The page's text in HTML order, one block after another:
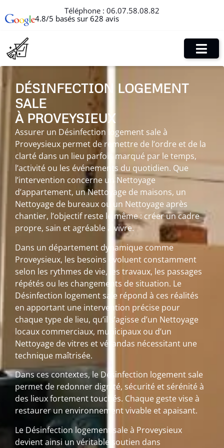
Téléphone : 06.07.58.08.82
4.8/5 basés sur 628 avis
DÉSINFECTION LOGEMENT
SALE
À PROVEYSIEUX
Assurer un Désinfection logement sale à
Proveysieux permet de remettre de l’ordre et de la
clarté dans un lieu parfois marqué par le temps,
l’activité ou les événements du quotidien. Que
l’intervention concerne un Nettoyage
d’appartement, un Nettoyage de maisons, un
Nettoyage de bureaux ou un Nettoyage après
chantier, l’objectif reste le même : créer un cadre
propre, sain et agréable à vivre.
Dans un département dynamique comme
Proveysieux, les besoins évoluent constamment
selon les rythmes de vie, les travaux, les passages
répétés ou les changements de situation. Le
Désinfection logement sale répond à ces réalités
en apportant une intervention précise pour
chaque type de lieu, qu’il s’agisse d’un Nettoyage
locaux commerciaux, municipaux ou d’un
Nettoyage de vitres et vérandas nécessitant une
technique maîtrisée.
Dans ces contextes, le Désinfection logement sale
permet de redonner dignité, sécurité et sérénité à
des lieux fortement touchés. Chaque geste vise à
restaurer un environnement vivable et apaisant.
Le Désinfection logement sale à Proveysieux
devient ainsi un véritable soutien dans